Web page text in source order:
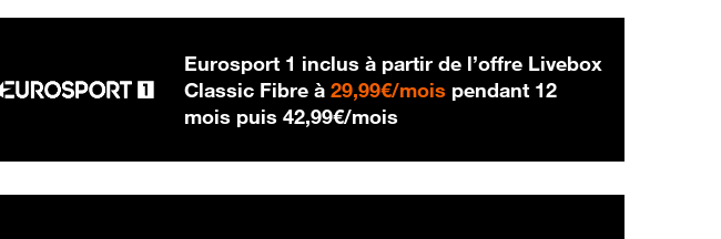
Eurosport 1 inclus à partir de l’offre Livebox
Classic Fibre à29,99€/mois 29,99 € par mois
pendant 12
mois puis42,99€/mois